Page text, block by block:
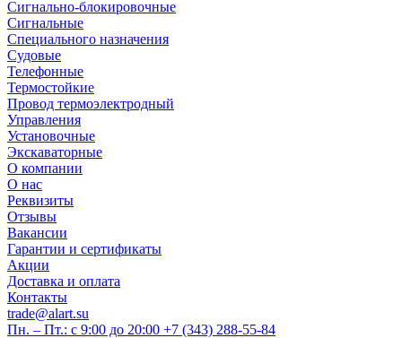
Сигнально-блокировочные
Сигнальные
Специального назначения
Судовые
Телефонные
Термостойкие
Провод термоэлектродный
Управления
Установочные
Экскаваторные
О компании
О нас
Реквизиты
Отзывы
Вакансии
Гарантии и сертификаты
Акции
Доставка и оплата
Контакты
trade@alart.su
Пн. – Пт.: с 9:00 до 20:00 +7 (343) 288-55-84